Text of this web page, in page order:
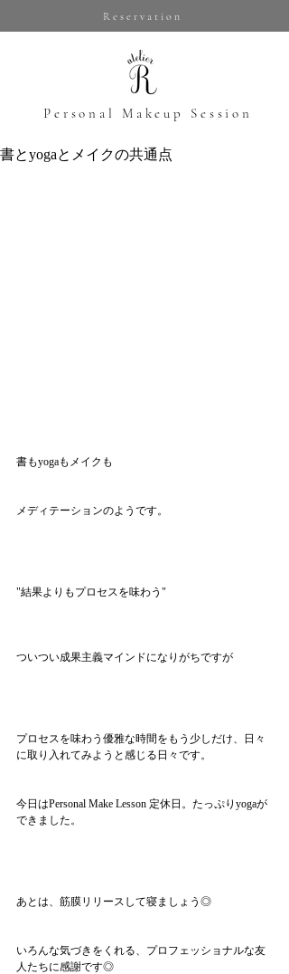
Reservation
​Personal Makeup Session
書とyogaとメイクの共通点
書もyogaもメイクも
メディテーションのようです。
"結果よりもプロセスを味わう"
ついつい成果主義マインドになりがちですが
プロセスを味わう優雅な時間をもう少しだけ、日々
に取り入れてみようと感じる日々です。
今日はPersonal Make Lesson 定休日。たっぷりyogaが
できました。
あとは、筋膜リリースして寝ましょう◎
いろんな気づきをくれる、プロフェッショナルな友
人たちに感謝です◎